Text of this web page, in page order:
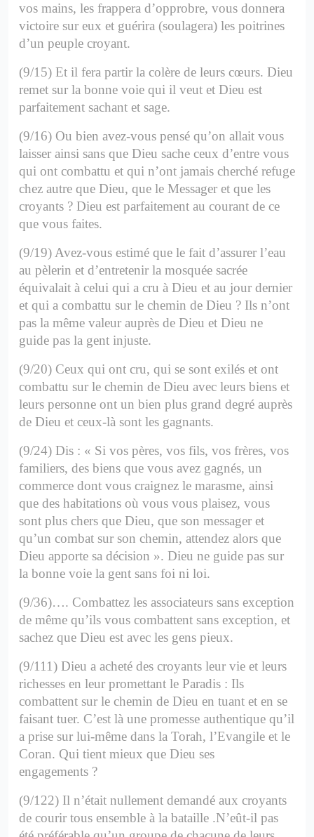
vos mains, les frappera d’opprobre, vous donnera
victoire sur eux et guérira (soulagera) les poitrines
d’un peuple croyant.
(9/15) Et il fera partir la colère de leurs cœurs. Dieu
remet sur la bonne voie qui il veut et Dieu est
parfaitement sachant et sage.
(9/16) Ou bien avez-vous pensé qu’on allait vous
laisser ainsi sans que Dieu sache ceux d’entre vous
qui ont combattu et qui n’ont jamais cherché refuge
chez autre que Dieu, que le Messager et que les
croyants ? Dieu est parfaitement au courant de ce
que vous faites.
(9/19) Avez-vous estimé que le fait d’assurer l’eau
au pèlerin et d’entretenir la mosquée sacrée
équivalait à celui qui a cru à Dieu et au jour dernier
et qui a combattu sur le chemin de Dieu ? Ils n’ont
pas la même valeur auprès de Dieu et Dieu ne
guide pas la gent injuste.
(9/20) Ceux qui ont cru, qui se sont exilés et ont
combattu sur le chemin de Dieu avec leurs biens et
leurs personne ont un bien plus grand degré auprès
de Dieu et ceux-là sont les gagnants.
(9/24) Dis : « Si vos pères, vos fils, vos frères, vos
familiers, des biens que vous avez gagnés, un
commerce dont vous craignez le marasme, ainsi
que des habitations où vous vous plaisez, vous
sont plus chers que Dieu, que son messager et
qu’un combat sur son chemin, attendez alors que
Dieu apporte sa décision ». Dieu ne guide pas sur
la bonne voie la gent sans foi ni loi.
(9/36)…. Combattez les associateurs sans exception
de même qu’ils vous combattent sans exception, et
sachez que Dieu est avec les gens pieux.
(9/111) Dieu a acheté des croyants leur vie et leurs
richesses en leur promettant le Paradis : Ils
combattent sur le chemin de Dieu en tuant et en se
faisant tuer. C’est là une promesse authentique qu’il
a prise sur lui-même dans la Torah, l’Evangile et le
Coran. Qui tient mieux que Dieu ses
engagements ?
(9/122) Il n’était nullement demandé aux croyants
de courir tous ensemble à la bataille .N’eût-il pas